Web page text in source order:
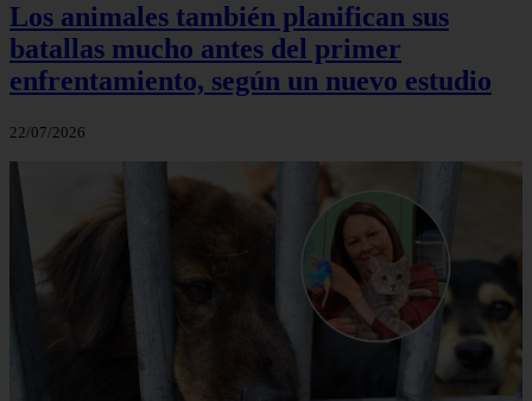
Los animales también planifican sus
batallas mucho antes del primer
enfrentamiento, según un nuevo estudio
22/07/2026